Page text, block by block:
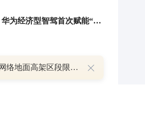
长安汽车(000625)：强产品周期临近 华为经济型智驾首次赋能“深蓝S07”
明日运营开始起 上海地铁全网络地面高架区段限速运行